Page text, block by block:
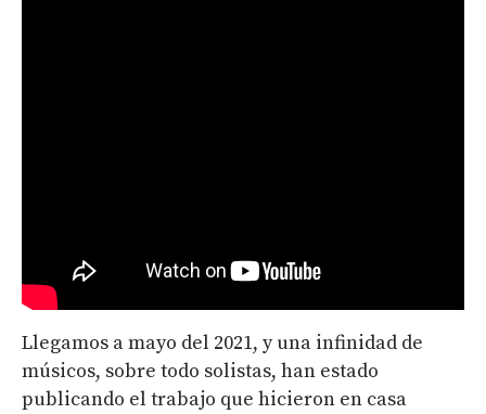
Llegamos a mayo del 2021, y una infinidad de
músicos, sobre todo solistas, han estado
publicando el trabajo que hicieron en casa